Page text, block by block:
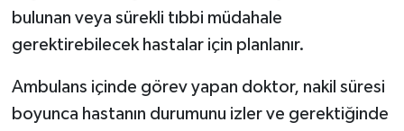
bulunan veya sürekli tıbbi müdahale
gerektirebilecek hastalar için planlanır.
Ambulans içinde görev yapan doktor, nakil süresi
boyunca hastanın durumunu izler ve gerektiğinde